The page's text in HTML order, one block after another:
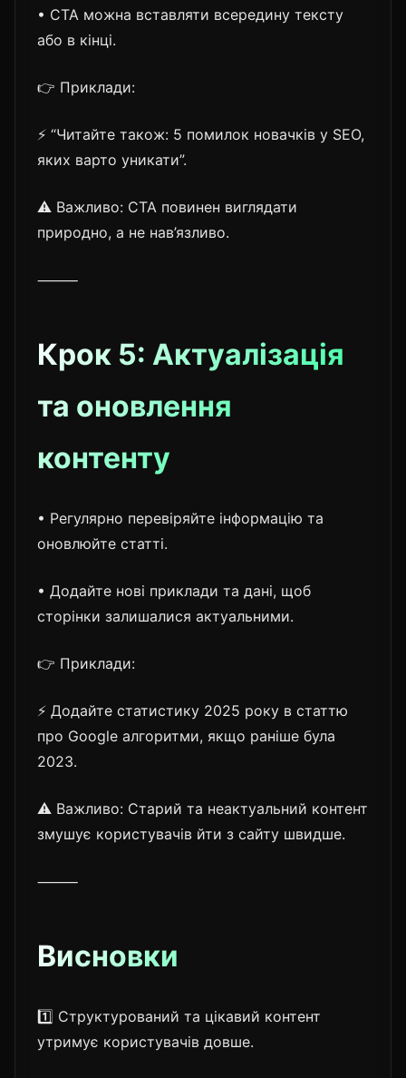
• CTA можна вставляти всередину тексту
або в кінці.
👉 Приклади:
⚡ “Читайте також: 5 помилок новачків у SEO,
яких варто уникати”.
⚠️ Важливо: CTA повинен виглядати
природно, а не нав’язливо.
⸻
Крок 5: Актуалізація
та оновлення
контенту
• Регулярно перевіряйте інформацію та
оновлюйте статті.
• Додайте нові приклади та дані, щоб
сторінки залишалися актуальними.
👉 Приклади:
⚡ Додайте статистику 2025 року в статтю
про Google алгоритми, якщо раніше була
2023.
⚠️ Важливо: Старий та неактуальний контент
змушує користувачів йти з сайту швидше.
⸻
Висновки
1️⃣ Структурований та цікавий контент
утримує користувачів довше.